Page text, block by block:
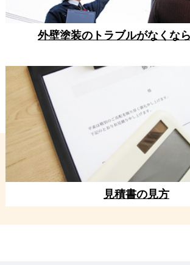
外壁塗装のトラブルがなくな
見積書の見方